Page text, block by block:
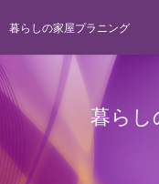
暮らしの家屋プラニング
暮らし